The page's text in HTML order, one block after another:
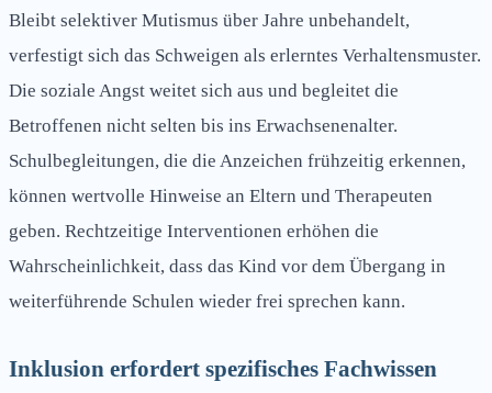
Bleibt selektiver Mutismus über Jahre unbehandelt,
verfestigt sich das Schweigen als erlerntes Verhaltensmuster.
Die soziale Angst weitet sich aus und begleitet die
Betroffenen nicht selten bis ins Erwachsenenalter.
Schulbegleitungen, die die Anzeichen frühzeitig erkennen,
können wertvolle Hinweise an Eltern und Therapeuten
geben. Rechtzeitige Interventionen erhöhen die
Wahrscheinlichkeit, dass das Kind vor dem Übergang in
weiterführende Schulen wieder frei sprechen kann.
Inklusion erfordert spezifisches Fachwissen